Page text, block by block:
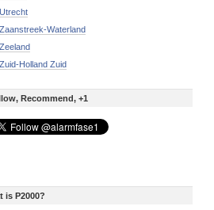
Utrecht
Zaanstreek-Waterland
Zeeland
Zuid-Holland Zuid
Recommend, +1
is P2000?